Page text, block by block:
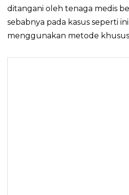
ditangani oleh tenaga medis
sebabnya pada kasus seperti
menggunakan metode